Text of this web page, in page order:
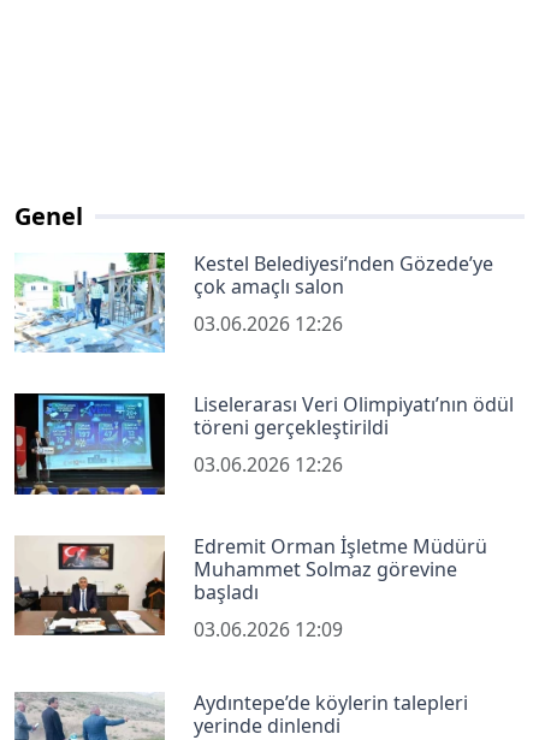
Genel
Kestel Belediyesi’nden Gözede’ye
çok amaçlı salon
03.06.2026 12:26
Liselerarası Veri Olimpiyatı’nın ödül
töreni gerçekleştirildi
03.06.2026 12:26
Edremit Orman İşletme Müdürü
Muhammet Solmaz görevine
başladı
03.06.2026 12:09
Aydıntepe’de köylerin talepleri
yerinde dinlendi